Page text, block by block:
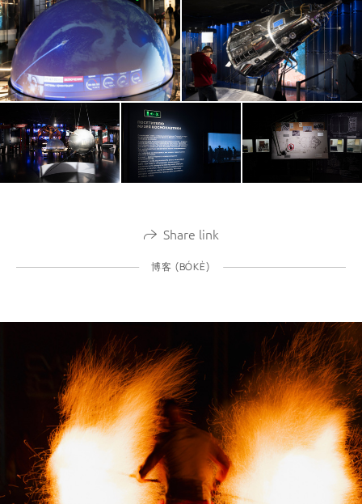
Share link
博客 (BÓKÈ)